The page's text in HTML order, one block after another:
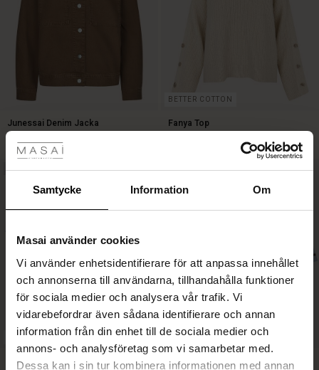
Samtycke Information Om
Masai använder cookies
Vi använder enhetsidentifierare för att anpassa innehållet
och annonserna till användarna, tillhandahålla funktioner
för sociala medier och analysera vår trafik. Vi
vidarebefordrar även sådana identifierare och annan
information från din enhet till de sociala medier och
annons- och analysföretag som vi samarbetar med.
Dessa kan i sin tur kombinera informationen med annan
(Sale)
Rea
Rea
First Layers
Begins – Pre-Autumn 2026
Ease - Summer 2026
- Summer 2026
set
– Tidlösa plagg för din garderob
Junessai Denim Jacka
SEK 1.499,00
SEK 1.499,00
BETTER COTTON
Fanya Top
SEK 1.199,00
NEW
FSC® CERTIFIED
Badu Jersey Top
NEW
Daceya Jersey Topp